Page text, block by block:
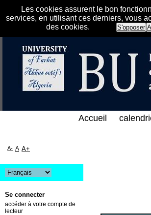
Les cookies assurent le bon
services, en utilisant ces derniers, vous
des cookies.
S'opposer
على الخط المباشر لمكتبة كلية
Accueil
A- A A+
Se connecter
accéder à votre compte de
lecteur